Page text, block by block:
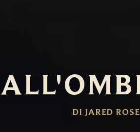
DI JARED